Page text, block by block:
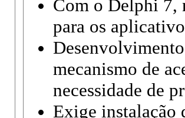
Com o Delphi 7,
para os
mecanismo de
necessidade de
Exige instalação